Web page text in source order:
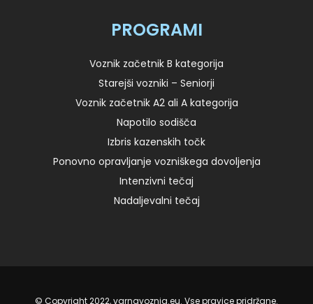
PROGRAMI
Voznik začetnik B kategorija
Starejši vozniki – Seniorji
Voznik začetnik A2 ali A kategorija
Napotilo sodišča
Izbris kazenskih točk
Ponovno opravljanje vozniškega dovoljenja
Intenzivni tečaj
Nadaljevalni tečaj
© Copyright 2022, varnavoznja.eu. Vse pravice pridržane.